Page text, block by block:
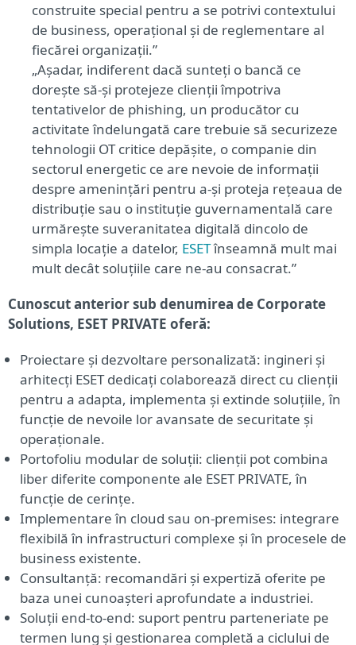
construite special pentru a se potrivi contextului
de business, operațional și de reglementare al
fiecărei organizații.”
„Așadar, indiferent dacă sunteți o bancă ce
dorește să-și protejeze clienții împotriva
tentativelor de phishing, un producător cu
activitate îndelungată care trebuie să securizeze
tehnologii OT critice depășite, o companie din
sectorul energetic ce are nevoie de informații
despre amenințări pentru a-și proteja rețeaua de
distribuție sau o instituție guvernamentală care
urmărește suveranitatea digitală dincolo de
simpla locație a datelor, ESETînseamnă mult mai
mult decât soluțiile care ne-au consacrat.”
Cunoscut anterior sub denumirea de Corporate
Solutions, ESET PRIVATE oferă:
Proiectare și dezvoltare personalizată: ingineri și
arhitecți ESET dedicați colaborează direct cu clienții
pentru a adapta, implementa și extinde soluțiile, în
funcție de nevoile lor avansate de securitate și
operaționale.
Portofoliu modular de soluții: clienții pot combina
liber diferite componente ale ESET PRIVATE, în
funcție de cerințe.
Implementare în cloud sau on-premises: integrare
flexibilă în infrastructuri complexe și în procesele de
business existente.
Consultanță: recomandări și expertiză oferite pe
baza unei cunoașteri aprofundate a industriei.
Soluții end-to-end: suport pentru parteneriate pe
termen lung și gestionarea completă a ciclului de